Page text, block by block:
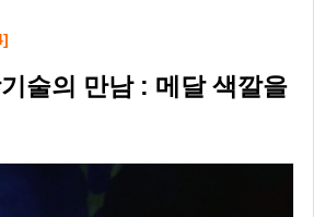
술의 만남 : 메달 색깔을